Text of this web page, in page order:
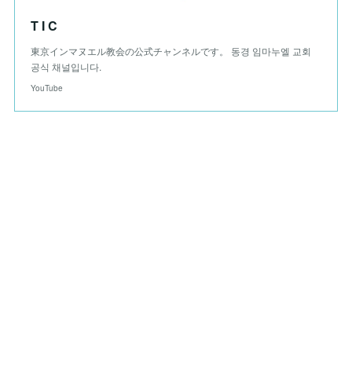
T I C
東京インマヌエル教会の公式チャンネルです。 동경 임마누엘 교회
공식 채널입니다.
YouTube